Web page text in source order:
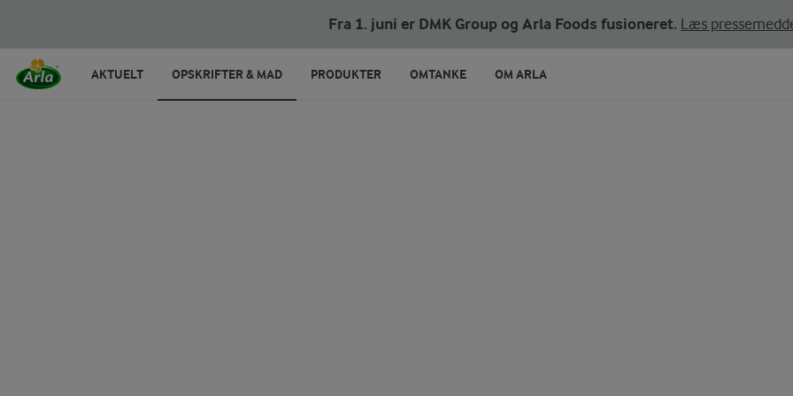
Fra 1. juni er DMK Group og Arla Foods fusioneret. Læs
AKTUELT OPSKRIFTER & MAD PRODUKTER OMTANKE OM ARLA